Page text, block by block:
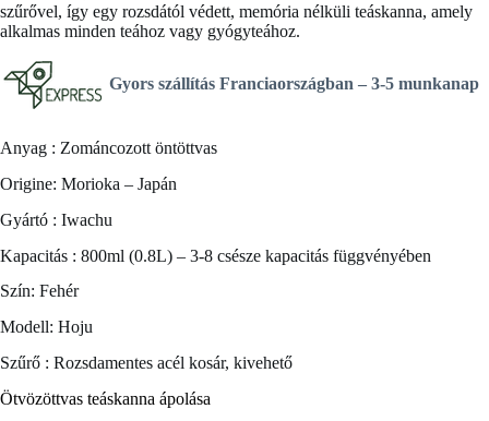
szűrővel, így egy rozsdától védett, memória nélküli teáskanna, amely
alkalmas minden teához vagy gyógyteához.
Gyors szállítás Franciaországban – 3-5 munkanap
Anyag : Zománcozott öntöttvas
Origine: Morioka – Japán
Gyártó : Iwachu
Kapacitás : 800ml (0.8L) – 3-8 csésze kapacitás függvényében
Szín: Fehér
Modell: Hoju
Szűrő : Rozsdamentes acél kosár, kivehető
Ötvözöttvas teáskanna ápolása